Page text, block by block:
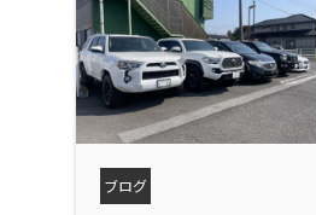
ブログ